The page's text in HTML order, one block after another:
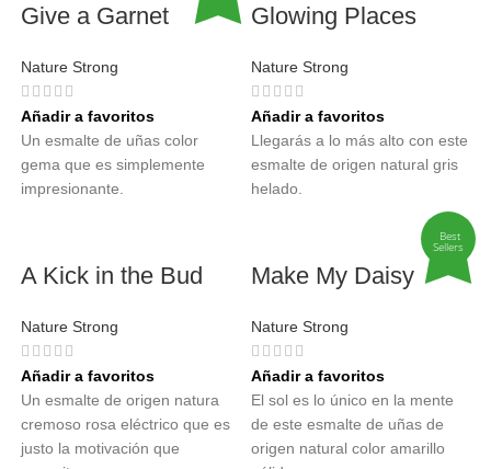
Give a Garnet
Nature Strong
Añadir a favoritos
Un esmalte de uñas color
gema que es simplemente
impresionante.
Glowing Places
Nature Strong
Añadir a favoritos
Llegarás a lo más alto con este
esmalte de origen natural gris
helado.
A Kick in the Bud
Nature Strong
Añadir a favoritos
Un esmalte de origen natura
cremoso rosa eléctrico que es
justo la motivación que
Best
Sellers
Make My Daisy
Nature Strong
Añadir a favoritos
El sol es lo único en la mente
de este esmalte de uñas de
origen natural color amarillo